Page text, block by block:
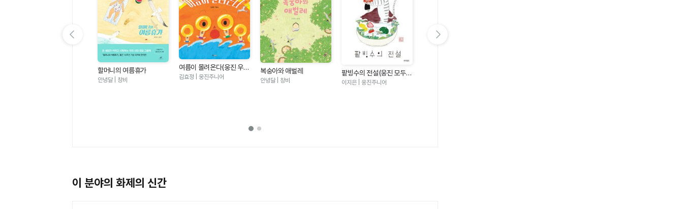
할머니의 여름휴가
안녕달 | 창비
여름이 몰려온다(웅진 우리
그림책 123)
김효정 | 웅진주니어
복숭아와 애벌레
안녕달 | 창비
팥빙수의 전설(웅진 모두의
그림책 21)
이지은 | 웅진주니어
이 분야의 화제의 신간